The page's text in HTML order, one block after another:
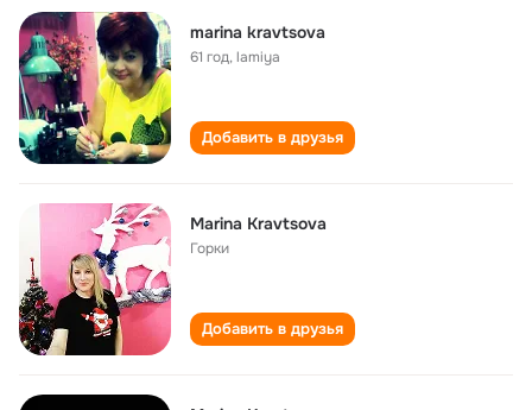
marina kravtsova
61 год,lamiya
Добавить в друзья
Marina Kravtsova
Горки
Добавить в друзья